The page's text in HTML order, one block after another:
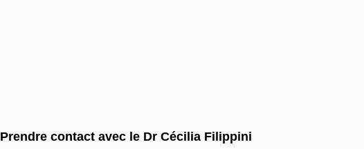
Prendre contact avec le Dr Cécilia Filippini